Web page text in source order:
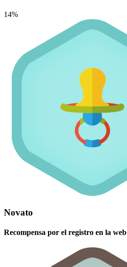
14%
Novato
Recompensa por el registro en la web